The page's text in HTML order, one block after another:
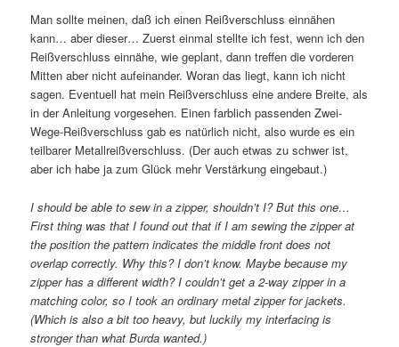
Man sollte meinen, daß ich einen Reißverschluss einnähen
kann… aber dieser… Zuerst einmal stellte ich fest, wenn ich den
Reißverschluss einnähe, wie geplant, dann treffen die vorderen
Mitten aber nicht aufeinander. Woran das liegt, kann ich nicht
sagen. Eventuell hat mein Reißverschluss eine andere Breite, als
in der Anleitung vorgesehen. Einen farblich passenden Zwei-
Wege-Reißverschluss gab es natürlich nicht, also wurde es ein
teilbarer Metallreißverschluss. (Der auch etwas zu schwer ist,
aber ich habe ja zum Glück mehr Verstärkung eingebaut.)
I should be able to sew in a zipper, shouldn’t I? But this one…
First thing was that I found out that if I am sewing the zipper at
the position the pattern indicates the middle front does not
overlap correctly. Why this? I don’t know. Maybe because my
zipper has a different width? I couldn’t get a 2-way zipper in a
matching color, so I took an ordinary metal zipper for jackets.
(Which is also a bit too heavy, but luckily my interfacing is
stronger than what Burda wanted.)